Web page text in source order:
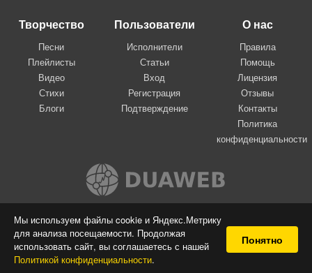
Мы используем файлы cookie и Яндекс.Метрику
для анализа посещаемости. Продолжая
использовать сайт, вы соглашаетесь с нашей
Политикой конфиденциальности.
Понятно
Творчество
Песни
Плейлисты
Видео
Стихи
Блоги
Пользователи
Исполнители
Статьи
Вход
Регистрация
Подтверждение
О нас
Правила
Помощь
Лицензия
Отзывы
Контакты
Политика
конфиденциальности
Вконтакте
© 2009-2026 Я-пою
Музыкальный сайт самовыражения